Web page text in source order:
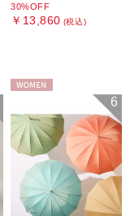
30%OFF
￥13,860 (税込)
6